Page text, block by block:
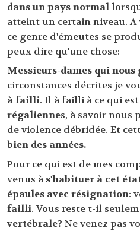
dans un pays normal
atteint un certain niveau.
ce genre d'émeutes se
peux dire qu'une chose:
Messieurs-dames qui nous
circonstances décrites je
à failli. Il à failli à ce qui est
régaliennes, à savoir nous
de violence débridée. Et
bien des années.
Pour ce qui est de mes
venus à s'habituer à cet
épaules avec résignation:
failli. Vous reste t-il
vertébrale? Ne venez pas